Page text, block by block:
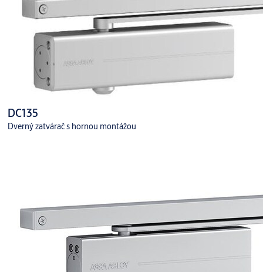
DC135
Dverný zatvárač s hornou montážou